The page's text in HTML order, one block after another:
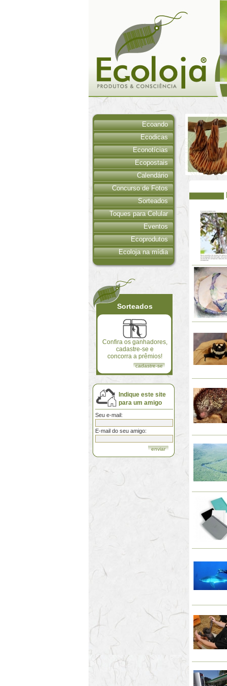
Ecoando
Ecodicas
Econotícias
Ecopostais
Calendário
Concurso de Fotos
Sorteados
Toques para Celular
Eventos
Ecoprodutos
Ecoloja na mídia
Sorteados
Confira os ganhadores,
cadastre-se e
concorra a prêmios!
cadastre-se
Indique este site
para um amigo
Seu e-mail:
E-mail do seu amigo: